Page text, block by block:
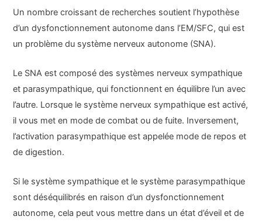
Un nombre croissant de recherches soutient l’hypothèse
d’un dysfonctionnement autonome dans l’EM/SFC, qui est
un problème du système nerveux autonome (SNA).
Le SNA est composé des systèmes nerveux sympathique
et parasympathique, qui fonctionnent en équilibre l’un avec
l’autre. Lorsque le système nerveux sympathique est activé,
il vous met en mode de combat ou de fuite. Inversement,
l’activation parasympathique est appelée mode de repos et
de digestion.
Si le système sympathique et le système parasympathique
sont déséquilibrés en raison d’un dysfonctionnement
autonome, cela peut vous mettre dans un état d’éveil et de